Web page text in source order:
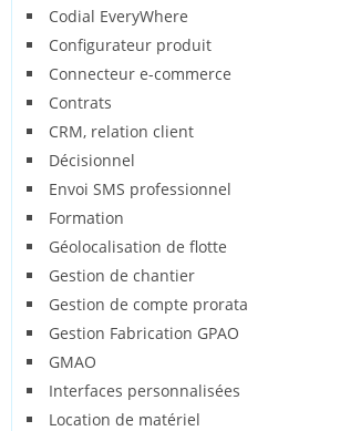
Codial EveryWhere
Configurateur produit
Connecteur e-commerce
Contrats
CRM, relation client
Décisionnel
Envoi SMS professionnel
Formation
Géolocalisation de flotte
Gestion de chantier
Gestion de compte prorata
Gestion Fabrication GPAO
GMAO
Interfaces personnalisées
Location de matériel